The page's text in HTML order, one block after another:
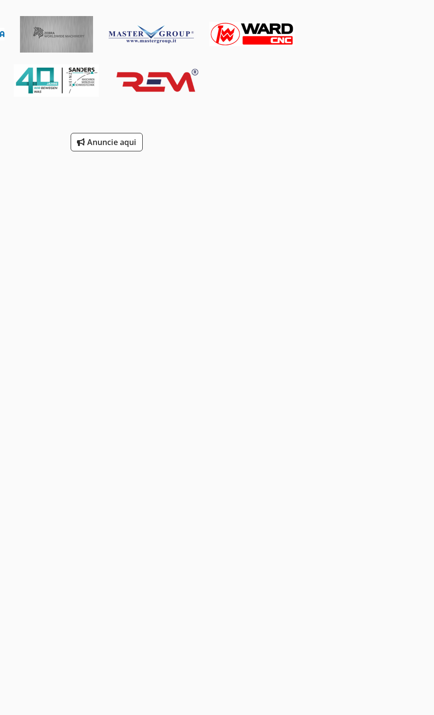
Anuncie aqui